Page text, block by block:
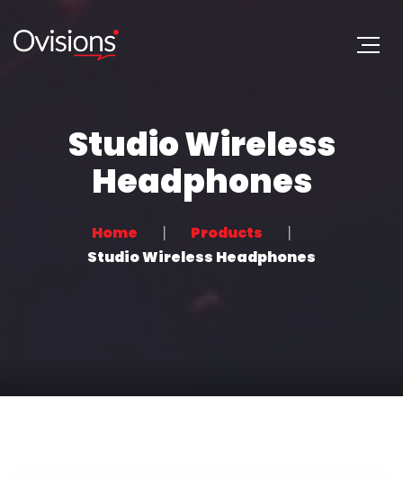
Studio Wireless
Headphones
Home
Products
Studio Wireless Headphones